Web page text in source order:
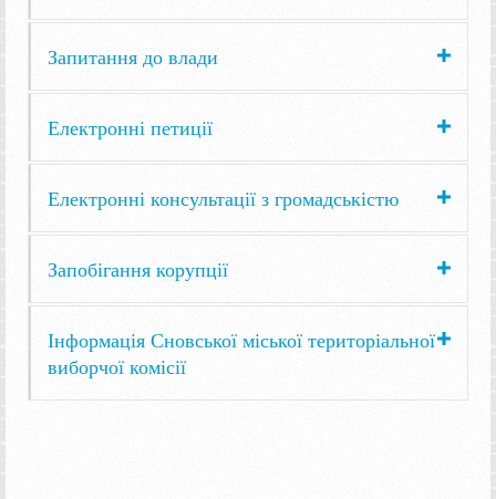
Запитання до влади
Електронні петиції
Електронні консультації з громадськістю
Запобігання корупції
Інформація Сновської міської територіальної
виборчої комісії